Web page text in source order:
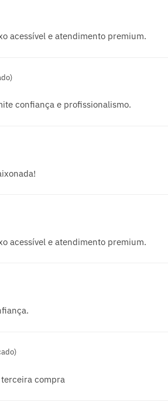
acessível e atendimento premium.
confiança e profissionalismo.
acessível e atendimento premium.
compra